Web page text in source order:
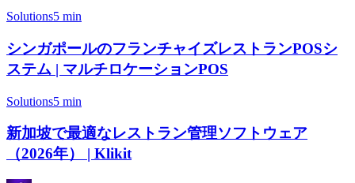
Solutions5 min
シンガポールのフランチャイズレストランPOSシ
ステム | マルチロケーションPOS
Solutions5 min
新加坡で最適なレストラン管理ソフトウェア
（2026年） | Klikit